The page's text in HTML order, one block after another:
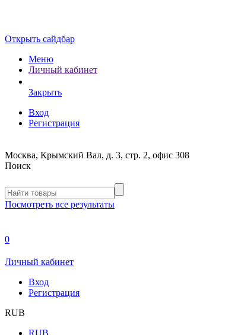
Открыть сайдбар
Меню
Личный кабинет
Закрыть
Вход
Регистрация
Москва, Крымский Вал, д. 3, стр. 2, офис 308
Поиск
Посмотреть все результаты
0
Личный кабинет
Вход
Регистрация
RUB
RUB